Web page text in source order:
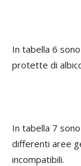
In tabella 6
protette di
In tabella 7
differenti aree
incompatibili.